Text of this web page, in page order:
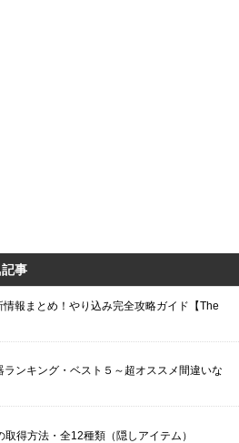
事
報まとめ！やり込み完全攻略ガイド【The
ランキング・ベスト５～超オススメ間違いな
取得方法・全12種類（隠しアイテム）